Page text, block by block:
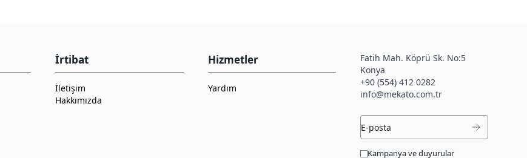
İrtibat
İletişim
Hakkımızda
Hizmetler
Yardım
Fatih Mah. Köprü Sk. No:5
Konya
+90 (554) 412 0282
info@mekato.com.tr
Kampanya ve duyurular